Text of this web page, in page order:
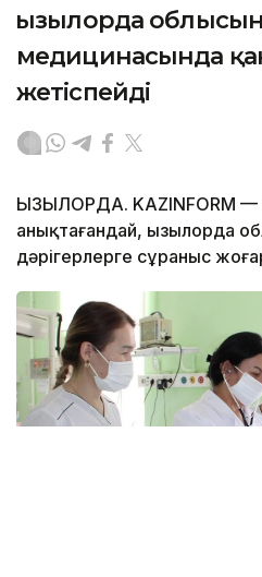
Қызылорда
медицинасында
жетіспейді
ҚЫЗЫЛОРДА. KAZINFORM —
анықтағандай, Қызылорда
дәрігерлерге сұраныс